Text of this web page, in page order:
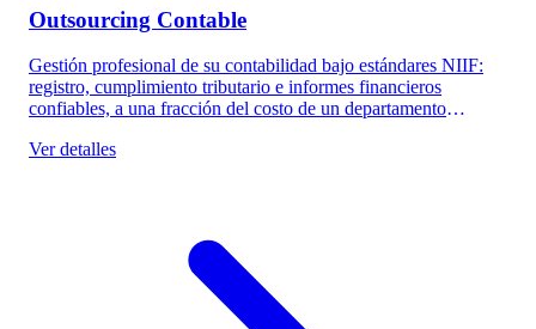
Outsourcing Contable
Gestión profesional de su contabilidad bajo estándares NIIF:
registro, cumplimiento tributario e informes financieros
confiables, a una fracción del costo de un departamento
Ver detalles